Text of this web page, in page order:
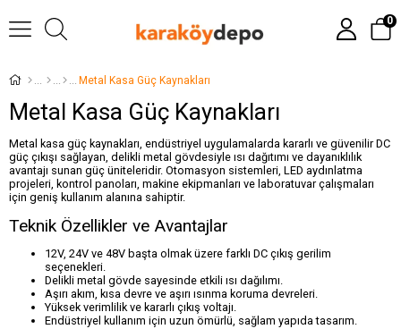
0
Metal Kasa Güç Kaynakları
Metal Kasa Güç Kaynakları
Metal kasa güç kaynakları, endüstriyel uygulamalarda kararlı ve güvenilir DC
güç çıkışı sağlayan, delikli metal gövdesiyle ısı dağıtımı ve dayanıklılık
avantajı sunan güç üniteleridir. Otomasyon sistemleri, LED aydınlatma
projeleri, kontrol panoları, makine ekipmanları ve laboratuvar çalışmaları
için geniş kullanım alanına sahiptir.
Teknik Özellikler ve Avantajlar
12V, 24V ve 48V başta olmak üzere farklı DC çıkış gerilim
seçenekleri.
Delikli metal gövde sayesinde etkili ısı dağılımı.
Aşırı akım, kısa devre ve aşırı ısınma koruma devreleri.
Yüksek verimlilik ve kararlı çıkış voltajı.
Endüstriyel kullanım için uzun ömürlü, sağlam yapıda tasarım.